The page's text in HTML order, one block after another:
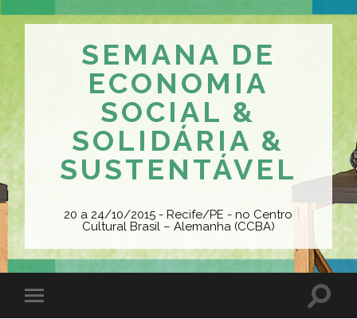
SEMANA DE
ECONOMIA
SOCIAL &
SOLIDÁRIA &
SUSTENTÁVEL
20 a 24/10/2015 - Recife/PE - no Centro
Cultural Brasil – Alemanha (CCBA)